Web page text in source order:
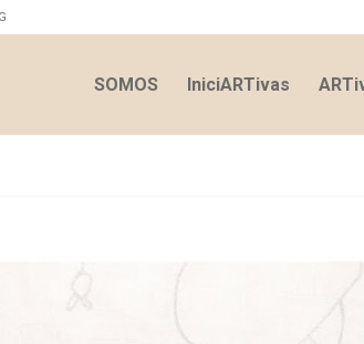
SOMOS IniciARTivas